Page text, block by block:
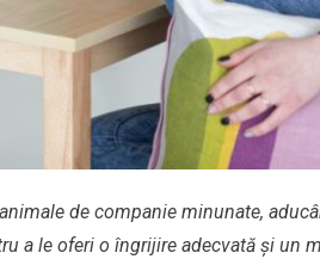
de companie minunate,
a le oferi o îngrijire adecvată și un